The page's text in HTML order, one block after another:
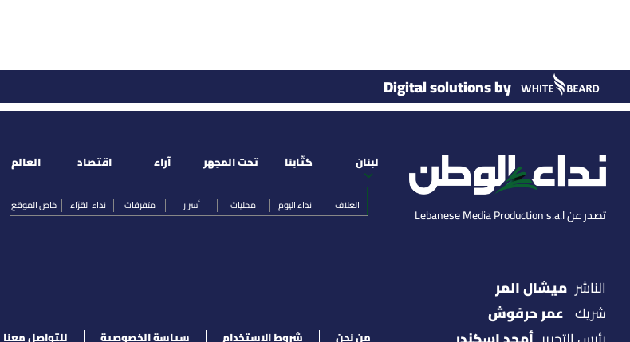
Digital solutions by
تصدر عن Lebanese Media Production s.a.l
لبنان
الغلاف نداء اليوم محليات أسرار متفرقات نداء القرّاء خاص الموقع
كتّابنا تحت المجهر آراء اقتصاد العالم
الناشر ميشال المر
شريك عمر حرفوش
من نحن شروط الإستخدام سياسة الخصوصية للتواصل معنا